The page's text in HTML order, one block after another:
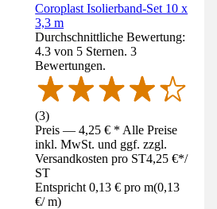
Coroplast Isolierband-Set 10 x
3,3 m
Durchschnittliche Bewertung:
4.3 von 5 Sternen. 3
Bewertungen.
(3)
Preis — 4,25 € * Alle Preise
inkl. MwSt. und ggf. zzgl.
Versandkosten pro ST4,25 €*/
ST
Entspricht 0,13 € pro m(0,13
€/ m)